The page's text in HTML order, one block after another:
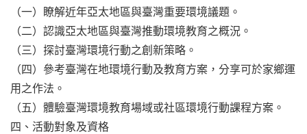
（一）瞭解近年亞太地區與臺灣重要環境議題。
（二）認識亞太地區與臺灣推動環境教育之概況。
（三）探討臺灣環境行動之創新策略。
（四）參考臺灣在地環境行動及教育方案，分享可於家鄉運
用之作法。
（五）體驗臺灣環境教育場域或社區環境行動課程方案。
四、活動對象及資格